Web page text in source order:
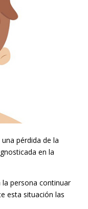
pérdida de la
en la
persona continuar
esta situación las